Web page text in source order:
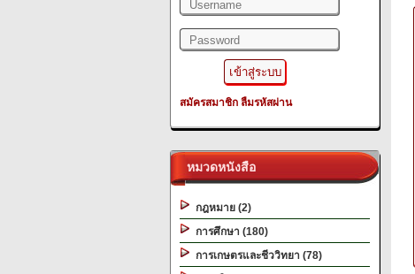
สมัครสมาชิก ลืมรหัสผ่าน
หมวดหนังสือ
กฎหมาย (2)
การศึกษา (180)
การเกษตรและชีววิทยา (78)